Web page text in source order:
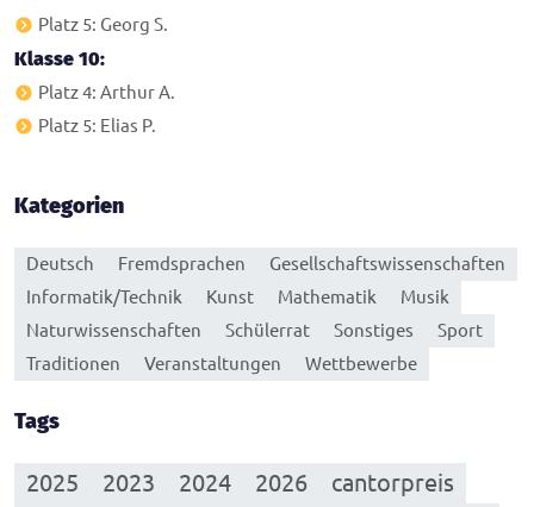
Platz 5: Georg S.
Klasse 10:
Platz 4: Arthur A.
Platz 5: Elias P.
Kategorien
Deutsch Fremdsprachen
Gesellschaftswissenschaften
Informatik/Technik
Kunst Mathematik
Musik
Naturwissenschaften
Schülerrat Sonstiges
Sport
Traditionen
Veranstaltungen Wettbewerbe
Tags
2025 2023 2024 2026
cantorpreis